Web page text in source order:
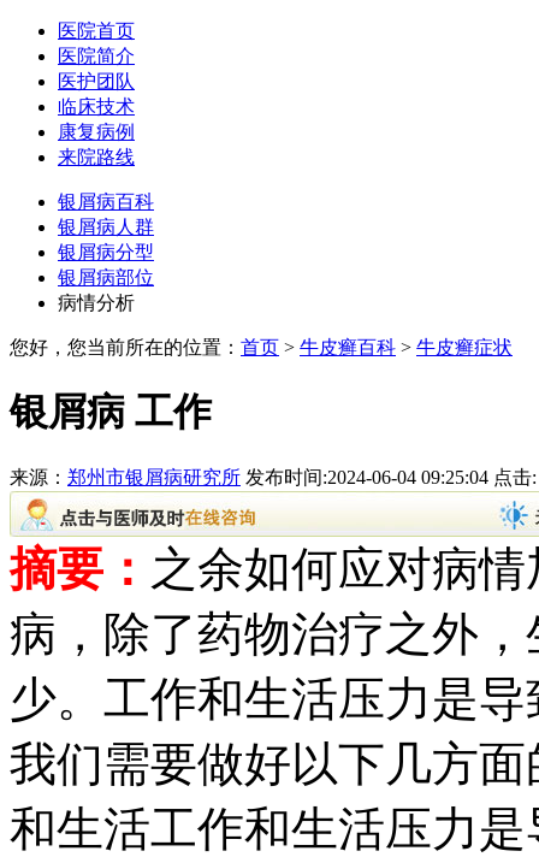
医院首页
医院简介
医护团队
临床技术
康复病例
来院路线
银屑病百科
银屑病人群
银屑病分型
银屑病部位
病情分析
您好，您当前所在的位置： 首页 > 牛皮癣百科 > 牛皮癣症状
银屑病 工作
来源： 郑州市银屑病研究所 发布时间:2024-06-04 09:25:04 点击:
摘要： 之余如何应对病
病，除了药物治疗之外
少。工作和生活压力是
我们需要做好以下几方
和生活工作和生活压力